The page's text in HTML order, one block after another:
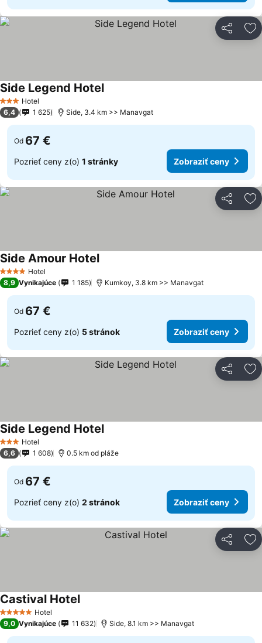
Zdieľať
3 Počet hviezdičiek
Hotel
Side Legend Hotel
6,4 1 625 Side, 3.4 km >> Manavgat
Od 67 €
Pozrieť ceny z(o) 1 stránky Zobraziť ceny
Zdieľať
4 Počet hviezdičiek
Hotel
Side Amour Hotel
8,9 Vynikajúce 1 185 Kumkoy, 3.8 km >> Manavgat
Od 67 €
Pozrieť ceny z(o) 5 stránok Zobraziť ceny
Zdieľať
3 Počet hviezdičiek
Hotel
Side Legend Hotel
6,6 1 608 0.5 km od pláže
Od 67 €
Pozrieť ceny z(o) 2 stránok Zobraziť ceny
Zdieľať
5 Počet hviezdičiek
Hotel
Castival Hotel
9,0 Vynikajúce 11 632 Side, 8.1 km >> Manavgat